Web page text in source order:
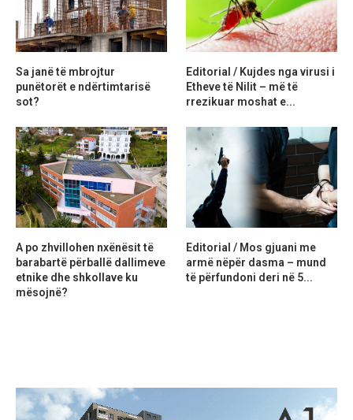
Sa janë të mbrojtur
punëtorët e ndërtimtarisë
sot?
Editorial / Kujdes nga virusi i
Etheve të Nilit – më të
rrezikuar moshat e...
A po zhvillohen nxënësit të
barabartë përballë dallimeve
etnike dhe shkollave ku
mësojnë?
Editorial / Mos gjuani me
armë nëpër dasma – mund
të përfundoni deri në 5...